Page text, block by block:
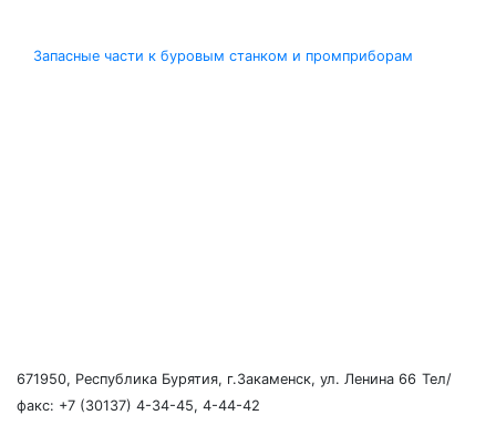
Запасные части к буровым станком и промприборам
671950, Республика Бурятия, г.Закаменск, ул. Ленина 66 Тел/
факс: +7 (30137) 4-34-45, 4-44-42